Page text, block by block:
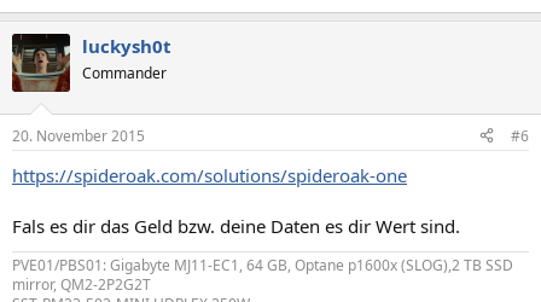
luckysh0t
Commander
20. November 2015 #6
https://spideroak.com/solutions/spideroak-one
Fals es dir das Geld bzw. deine Daten es dir Wert sind.
PVE01/PBS01: Gigabyte MJ11-EC1, 64 GB, Optane p1600x (SLOG),2 TB SSD
mirror, QM2-2P2G2T